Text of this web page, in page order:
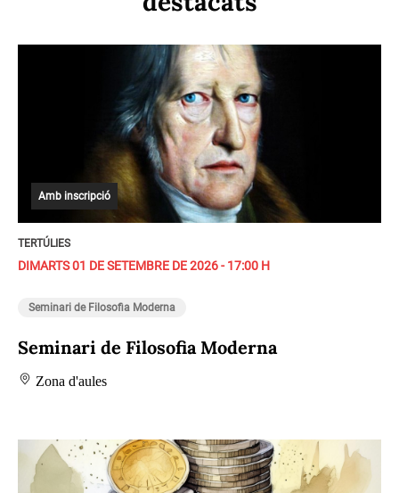
Amb inscripció
TERTÚLIES
DIMARTS 01 DE SETEMBRE DE 2026 - 17:00 H
Seminari de Filosofia Moderna
Seminari de Filosofia Moderna
Zona d'aules